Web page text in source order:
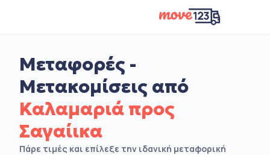
Μεταφορές -
Μετακομίσεις από
Καλαμαριά προς
Σαγαίικα
Πάρε τιμές και επίλεξε την ιδανική μεταφορική